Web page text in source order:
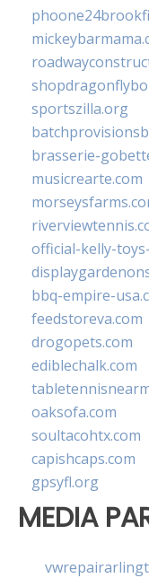
sportszilla.org
brasserie-
musicrearte.com
official-kelly-
bbq-empire-
feedstoreva.com
drogopets.com
ediblechalk.com
oaksofa.com
soultacohtx.com
capishcaps.com
gpsyfl.org
MEDIA